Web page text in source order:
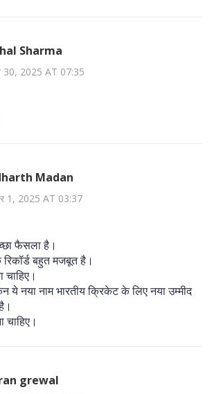
Sharma
30, 2025 AT 07:35
Madan
1, 2025 AT 03:37
फैसला है।
बहुत मजबूत है।
ये नया नाम भारतीय क्रिकेट के लिए नया उम्मीद
grewal